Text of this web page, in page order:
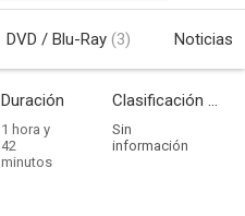
DVD / Blu-Ray (3) Noticias
Duración
1 hora y
42
minutos
Clasificación por edades
Sin
información